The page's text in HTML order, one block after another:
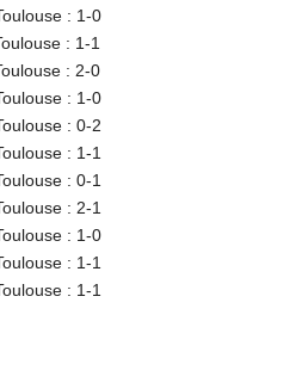
: 1-0
: 1-1
: 2-0
: 1-0
: 0-2
: 1-1
: 0-1
: 2-1
: 1-0
: 1-1
: 1-1